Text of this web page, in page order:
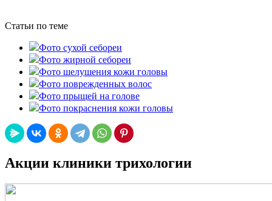
Статьи по теме
Фото сухой себореи
Фото жирной себореи
Фото шелушения кожи головы
Фото поврежденных волос
Фото прыщей на голове
Фото покраснения кожи головы
Акции клиники трихологии